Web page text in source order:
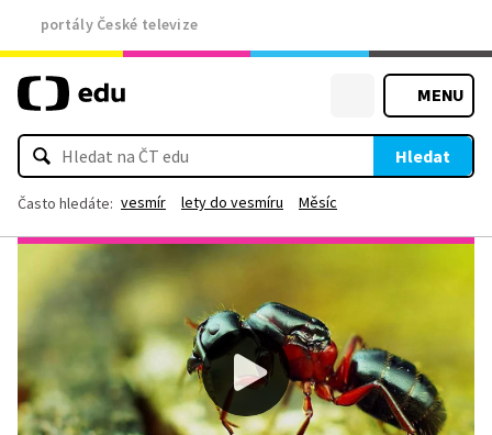
portály České televize
MENU
Hledat
Často hledáte: vesmír lety do vesmíru Měsíc